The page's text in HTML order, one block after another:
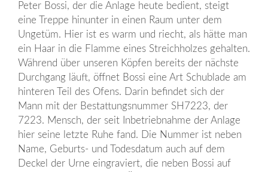
Peter Bossi, der die Anlage heute bedient, steigt
eine Treppe hinunter in einen Raum unter dem
Ungetüm. Hier ist es warm und riecht, als hätte man
ein Haar in die Flamme eines Streichholzes gehalten.
Während über unseren Köpfen bereits der nächste
Durchgang läuft, öffnet Bossi eine Art Schublade am
hinteren Teil des Ofens. Darin befindet sich der
Mann mit der Bestattungsnummer SH7223, der
7223. Mensch, der seit Inbetriebnahme der Anlage
hier seine letzte Ruhe fand. Die Nummer ist neben
Name, Geburts- und Todesdatum auch auf dem
Deckel der Urne eingraviert, die neben Bossi auf